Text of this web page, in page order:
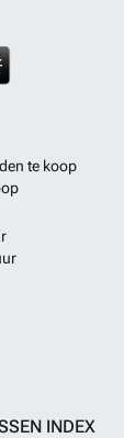
te koop
INDEX